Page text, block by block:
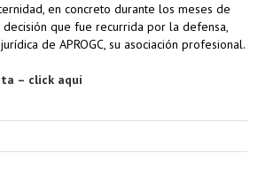
en concreto durante los meses de
que fue recurrida por la defensa,
de APROGC, su asociación profesional.
– click aquí